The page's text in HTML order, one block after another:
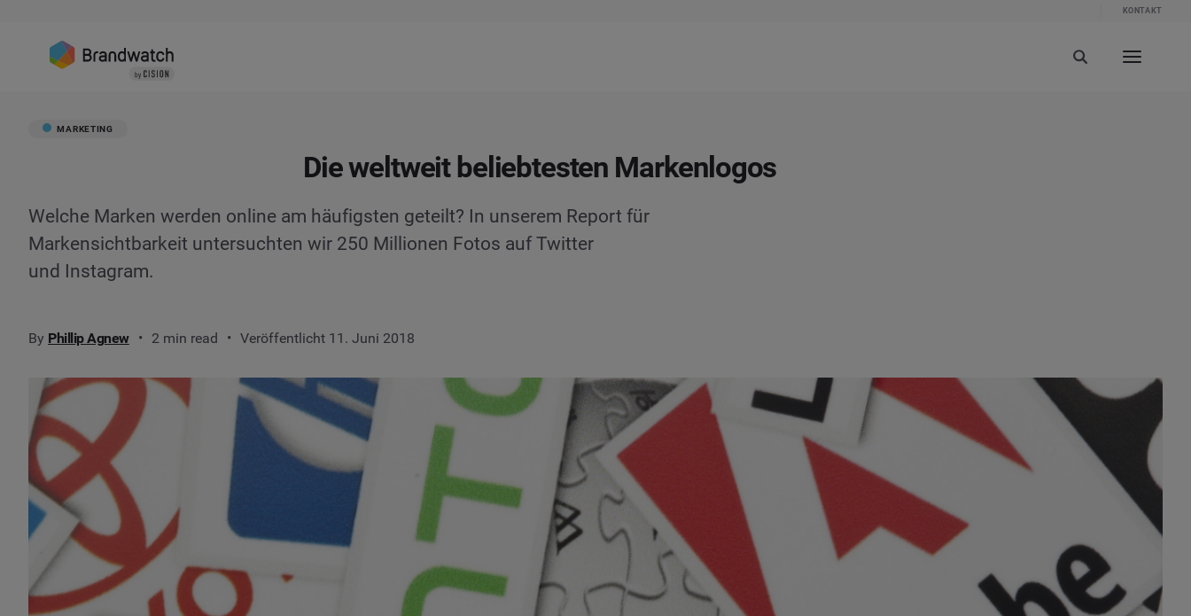
KONTAKT
MARKETING
Die weltweit beliebtesten Markenlogos
Welche Marken werden online am häufigsten geteilt? In unserem Report für
Markensichtbarkeit untersuchten wir 250 Millionen Fotos auf Twitter
und Instagram.
By Phillip Agnew 2 min read Veröffentlicht 11. Juni 2018